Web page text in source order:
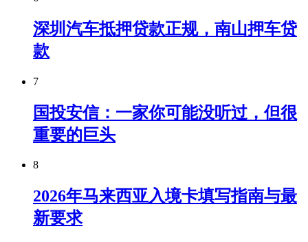
深圳汽车抵押贷款正规，南山押车贷
款
7
国投安信：一家你可能没听过，但很
重要的巨头
8
2026年马来西亚入境卡填写指南与最
新要求